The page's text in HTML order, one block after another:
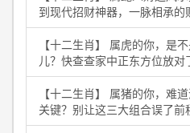
到现代招财神器，一脉相承的
【十二生肖】 属虎的你，是
儿？快查查家中正东方位放对
【十二生肖】 属猪的你，难
关键？别让这三大组合误了前